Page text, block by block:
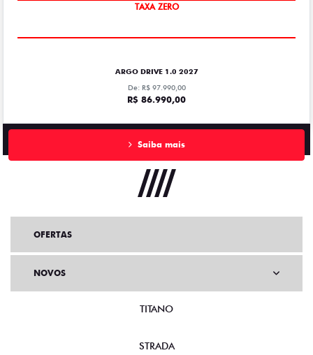
TAXA ZERO
ARGO DRIVE 1.0 2027
De: R$ 97.990,00
R$ 86.990,00
Saiba mais
OFERTAS
NOVOS
TITANO
STRADA